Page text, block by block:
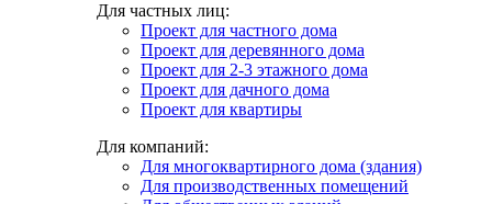
Для частных лиц:
Проект для частного дома
Проект для деревянного дома
Проект для 2-3 этажного дома
Проект для дачного дома
Проект для квартиры
Для компаний:
Для многоквартирного дома (здания)
Для производственных помещений